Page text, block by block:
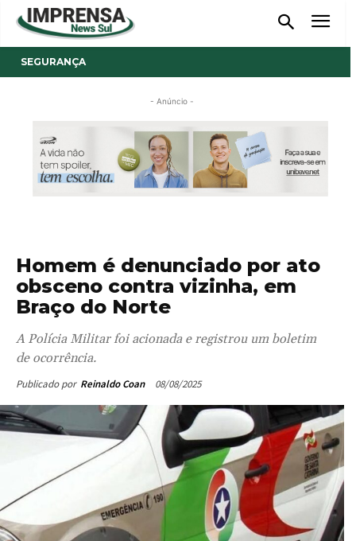
SEGURANÇA
- Anúncio -
Homem é denunciado por ato
obsceno contra vizinha, em
Braço do Norte
A Polícia Militar foi acionada e registrou um boletim
de ocorrência.
Publicado por Reinaldo Coan 08/08/2025